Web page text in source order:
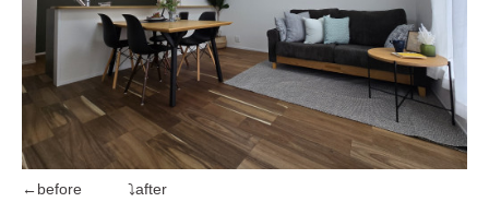
←before ⤵after